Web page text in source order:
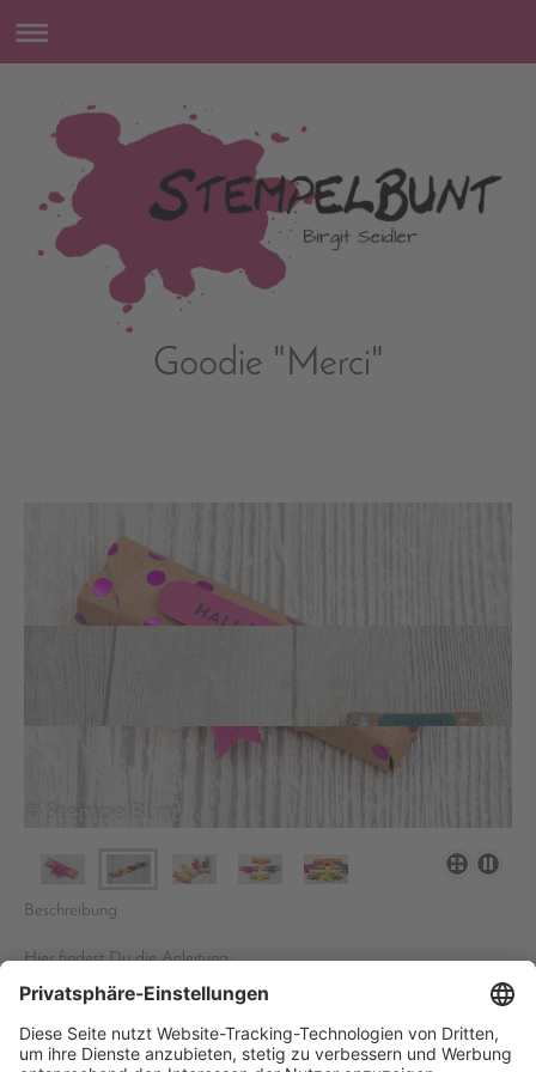
Goodie "Merci"
Beschreibung
Hier findest Du die Anleitung:
Goodie Merci.pdf
PDF-Dokument [729.3 KB]